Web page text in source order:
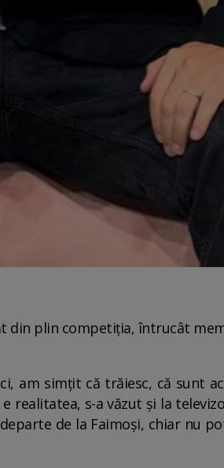
din plin competiția, întrucât
am simțit că trăiesc, că sunt
realitatea, s-a văzut și la
de la Faimoși, chiar nu